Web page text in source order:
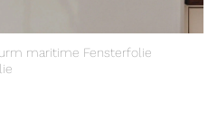
maritime Fensterfolie